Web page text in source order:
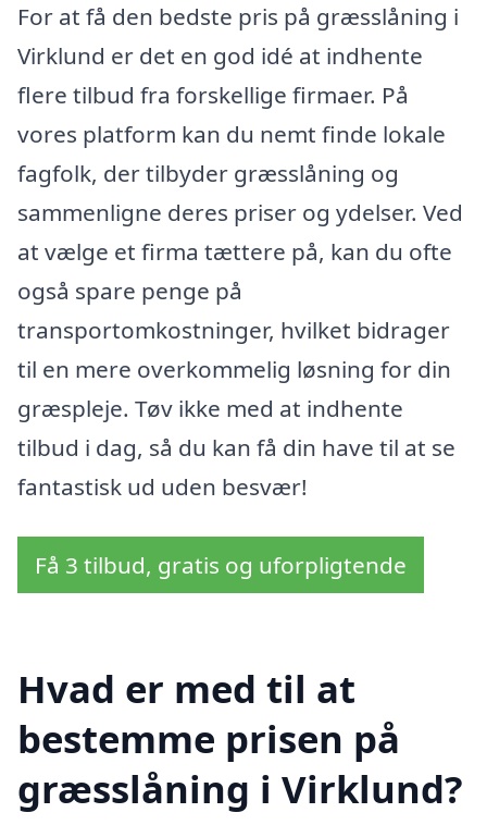
For at få den bedste pris på græsslåning i
Virklund er det en god idé at indhente
flere tilbud fra forskellige firmaer. På
vores platform kan du nemt finde lokale
fagfolk, der tilbyder græsslåning og
sammenligne deres priser og ydelser. Ved
at vælge et firma tættere på, kan du ofte
også spare penge på
transportomkostninger, hvilket bidrager
til en mere overkommelig løsning for din
græspleje. Tøv ikke med at indhente
tilbud i dag, så du kan få din have til at se
fantastisk ud uden besvær!
Få 3 tilbud, gratis og uforpligtende
Hvad er med til at
bestemme prisen på
græsslåning i Virklund?